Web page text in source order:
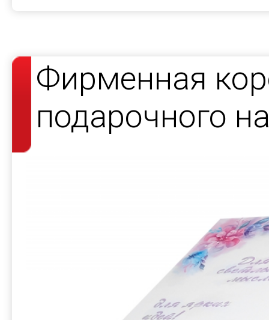
Фирменная
подарочного